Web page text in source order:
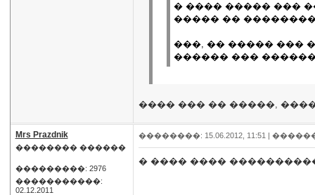
� ���� ����� ���
����� ��
���, �� ����� ���
������ ���
���� ��� �� �����,
Mrs Prazdnik
�������� ������
���������: 2976
�����������:
02.12.2011
��������: 15.06.2012, 11:51 |
� ���� ����